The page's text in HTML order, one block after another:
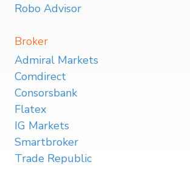
Robo Advisor
Broker
Admiral Markets
Comdirect
Consorsbank
Flatex
IG Markets
Smartbroker
Trade Republic